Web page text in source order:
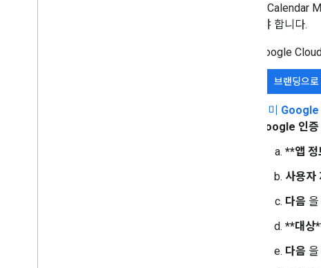
Google Calendar
구성해야 합니다.
Google
브랜딩으로
이미 Google
Google 인
**앱 정
사용자
다음
**대상
다음